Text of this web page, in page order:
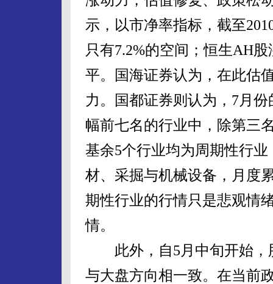
示，以市净率指标，截至
只有7.2%的空间；恒生AH
平。国海证券认为，在此估
力。国都证券则认为，7月
幅前七名的行业中，除第三
基余5个行业均为周期性行
材、采掘与机械设备，月度
期性行业的行情只是悲观情
情。
此外，自5月中旬开始，
与大盘方向相一致。在当前